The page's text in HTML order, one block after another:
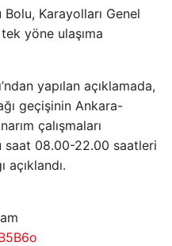
Bolu, Karayolları Genel
yöne ulaşıma
yapılan açıklamada,
geçişinin Ankara-
çalışmaları
saat 08.00-22.00 saatleri
açıklandı.